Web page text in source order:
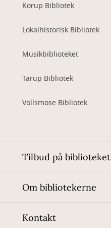
Korup Bibliotek
Lokalhistorisk Bibliotek
Musikbiblioteket
Tarup Bibliotek
Vollsmose Bibliotek
Tilbud på biblioteket
Om bibliotekerne
Kontakt